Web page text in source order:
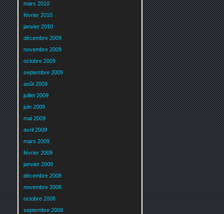
mars 2010
février 2010
janvier 2010
décembre 2009
novembre 2009
octobre 2009
septembre 2009
août 2009
juillet 2009
juin 2009
mai 2009
avril 2009
mars 2009
février 2009
janvier 2009
décembre 2008
novembre 2008
octobre 2008
septembre 2008